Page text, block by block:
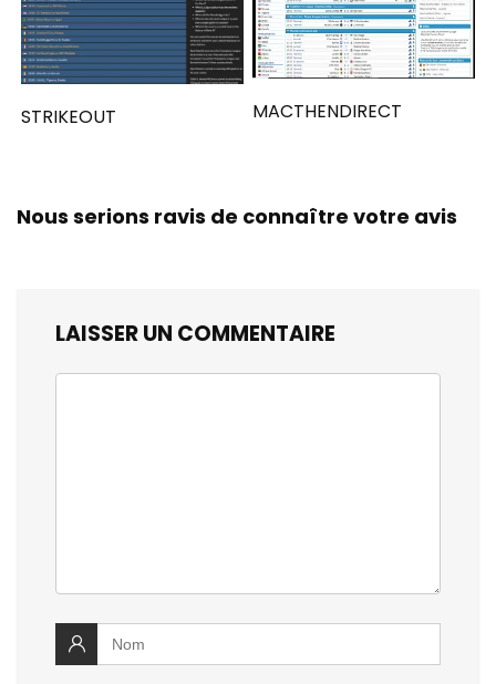
STRIKEOUT MACTHENDIRECT
Nous serions ravis de connaître votre avis
LAISSER UN COMMENTAIRE